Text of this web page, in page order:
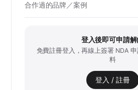
合作過的品牌／案例
登入後即可申請解
免費註冊登入，再線上簽署 NDA
料
登入 / 註冊